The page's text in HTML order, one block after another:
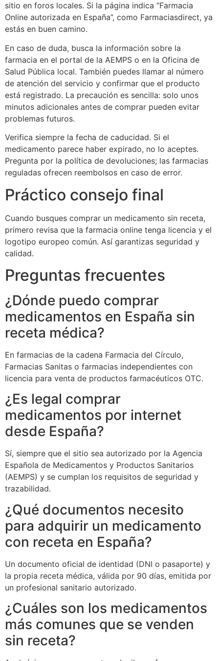
sitio en foros locales. Si la página indica “Farmacia
Online autorizada en España”, como Farmaciasdirect, ya
estás en buen camino.
En caso de duda, busca la información sobre la
farmacia en el portal de la AEMPS o en la Oficina de
Salud Pública local. También puedes llamar al número
de atención del servicio y confirmar que el producto
está registrado. La precaución es sencilla: solo unos
minutos adicionales antes de comprar pueden evitar
problemas futuros.
Verifica siempre la fecha de caducidad. Si el
medicamento parece haber expirado, no lo aceptes.
Pregunta por la política de devoluciones; las farmacias
reguladas ofrecen reembolsos en caso de error.
Práctico consejo final
Cuando busques comprar un medicamento sin receta,
primero revisa que la farmacia online tenga licencia y el
logotipo europeo común. Así garantizas seguridad y
calidad.
Preguntas frecuentes
¿Dónde puedo comprar
medicamentos en España sin
receta médica?
En farmacias de la cadena Farmacia del Círculo,
Farmacias Sanitas o farmacias independientes con
licencia para venta de productos farmacéuticos OTC.
¿Es legal comprar
medicamentos por internet
desde España?
Sí, siempre que el sitio sea autorizado por la Agencia
Española de Medicamentos y Productos Sanitarios
(AEMPS) y se cumplan los requisitos de seguridad y
trazabilidad.
¿Qué documentos necesito
para adquirir un medicamento
con receta en España?
Un documento oficial de identidad (DNI o pasaporte) y
la propia receta médica, válida por 90 días, emitida por
un profesional sanitario autorizado.
¿Cuáles son los medicamentos
más comunes que se venden
sin receta?